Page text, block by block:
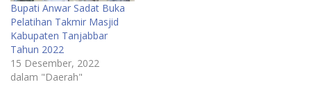
Bupati Anwar Sadat Buka
Pelatihan Takmir Masjid
Kabupaten Tanjabbar
Tahun 2022
15 Desember, 2022
dalam "Daerah"